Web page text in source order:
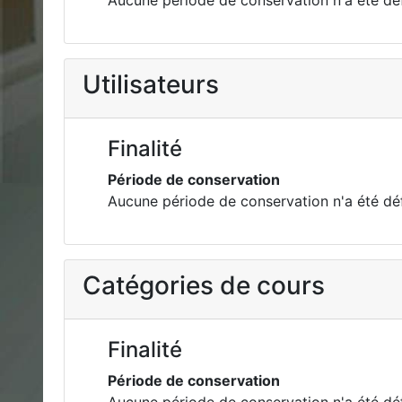
Utilisateurs
Finalité
Période de conservation
Aucune période de conservation n'a été
Catégories de cours
Finalité
Période de conservation